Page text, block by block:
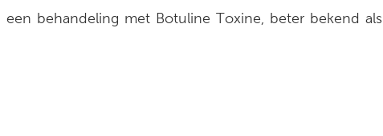
behandeling met Botuline Toxine, beter bekend als